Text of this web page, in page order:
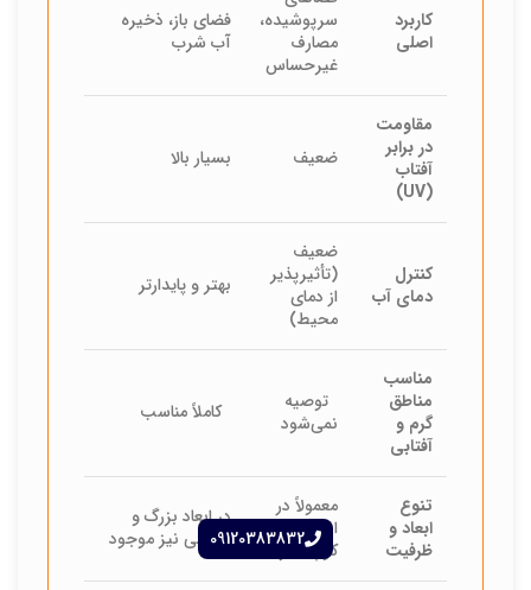
کاربرد
اصلی
سرپوشیده،
مصارف
غیرحساس
فضای باز، ذخیره
آب شرب
مقاومت
در برابر
آفتاب
(UV)
ضعیف بسیار بالا
کنترل
دمای آب
ضعیف
(تأثیرپذیر
از دمای
محیط)
بهتر و پایدارتر
مناسب
مناطق
گرم و
آفتابی
توصیه
نمی‌شود
کاملاً مناسب
تنوع
ابعاد و
ظرفیت
معمولاً در
ابعاد
کوچک‌تر
در ابعاد بزرگ و
صنعتی نیز موجود09120383832